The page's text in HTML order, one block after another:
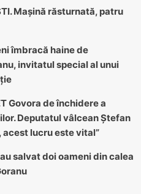
Mașină răsturnată, patru
îmbracă haine de
invitatul special al unui
Govora de închidere a
Deputatul vâlcean Ștefan
acest lucru este vital”
salvat doi oameni din calea